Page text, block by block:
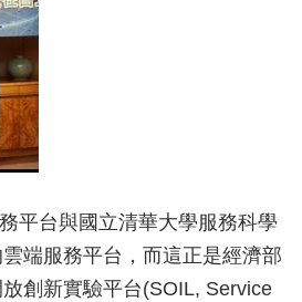
平台與國立清華大學服務科學
端服務平台，而這正是經濟部
創新實驗平台(SOIL, Service